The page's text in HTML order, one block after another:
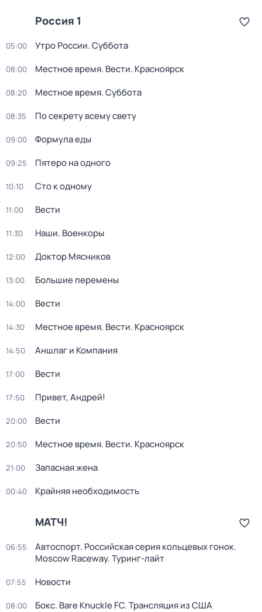
Россия 1
05:00 Утро России. Суббота
08:00 Местное время. Вести. Красноярск
08:20 Местное время. Суббота
08:35 По секрету всему свету
09:00 Формула еды
09:25 Пятеро на одного
10:10 Сто к одному
11:00 Вести
11:30 Наши. Военкоры
12:00 Доктор Мясников
13:00 Большие перемены
14:00 Вести
14:30 Местное время. Вести. Красноярск
14:50 Аншлаг и Компания
17:00 Вести
17:50 Привет, Андрей!
20:00 Вести
20:50 Местное время. Вести. Красноярск
21:00 Запасная жена
00:40 Крайняя необходимость
МАТЧ!
06:55
Автоспорт. Российская серия кольцевых гонок.
Moscow Raceway. Туринг-лайт
07:55 Новости
08:00 Бокс. Bare Knuckle FC. Трансляция из США